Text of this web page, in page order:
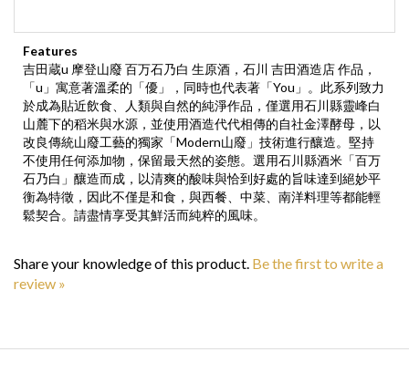
Features
吉田蔵u 摩登山廢 百万石乃白 生原酒，石川 吉田酒造店 作品，
「u」寓意著溫柔的「優」，同時也代表著「You」。此系列致力
於成為貼近飲食、人類與自然的純淨作品，僅選用石川縣靈峰白
山麓下的稻米與水源，並使用酒造代代相傳的自社金澤酵母，以
改良傳統山廢工藝的獨家「Modern山廢」技術進行釀造。堅持
不使用任何添加物，保留最天然的姿態。選用石川縣酒米「百万
石乃白」釀造而成，以清爽的酸味與恰到好處的旨味達到絕妙平
衡為特徵，因此不僅是和食，與西餐、中菜、南洋料理等都能輕
鬆契合。請盡情享受其鮮活而純粹的風味。
review »